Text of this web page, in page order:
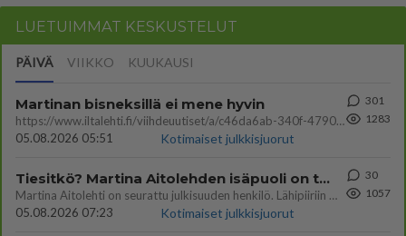
LUETUIMMAT KESKUSTELUT
PÄIVÄ VIIKKO KUUKAUSI
Martinan bisneksillä ei mene hyvin
https://www.iltalehti.fi/viihdeuutiset/a/c46da6ab-340f-4790-aaa7-0865eed2336 Yrityksen konkurssihakemus on tullut kärä
05.08.2026 05:51
Kotimaiset julkkisjuorut
301
1283
Tiesitkö? Martina Aitolehden isäpuoli on tämä suosittu laulaja
Martina Aitolehti on seurattu julkisuuden henkilö. Lähipiiriin mahtuu muitakin tunnettuja henkilöitä. Tiesitkö, että Ma
05.08.2026 07:23
Kotimaiset julkkisjuorut
30
1057